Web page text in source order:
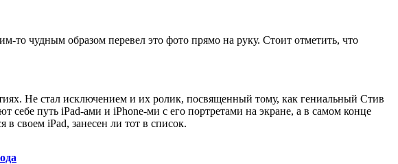
то чудным образом перевел это фото прямо на руку. Стоит отметить, что
Не стал исключением и их ролик, посвященный тому, как гениальный Стив
путь iPad-ами и iPhone-ми с его портретами на экране, а в самом конце
своем iPad, занесен ли тот в список.